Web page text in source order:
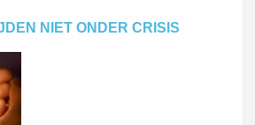
NIET ONDER CRISIS